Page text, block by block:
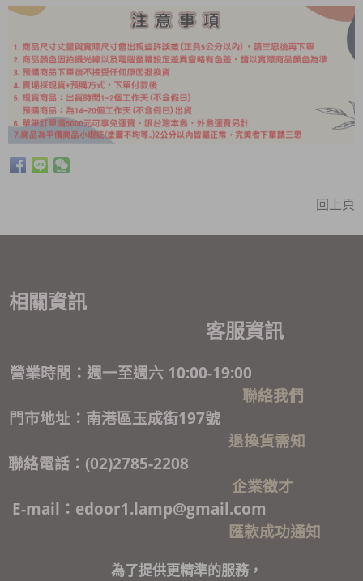
回上頁
相關資訊
客服資訊
營業時間：週一至週六 10:00-19:00
聯絡我們
門市地址：南港區玉成街197號
退換貨需知
聯絡電話：(02)2785-2208
企業徵才
E-mail：edoor1.lamp@gmail.com
匯款成功通知
為了提供更精準的服務，